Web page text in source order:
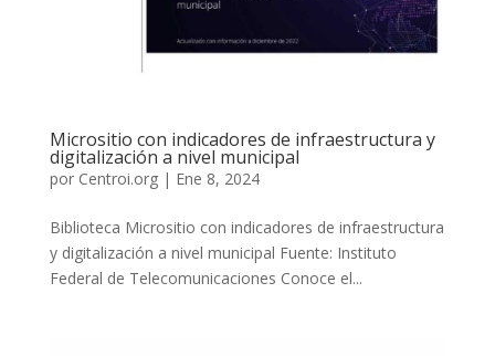
Micrositio con indicadores de infraestructura y
digitalización a nivel municipal
por Centroi.org| Ene 8, 2024
Biblioteca Micrositio con indicadores de infraestructura
y digitalización a nivel municipal Fuente: Instituto
Federal de Telecomunicaciones Conoce el...